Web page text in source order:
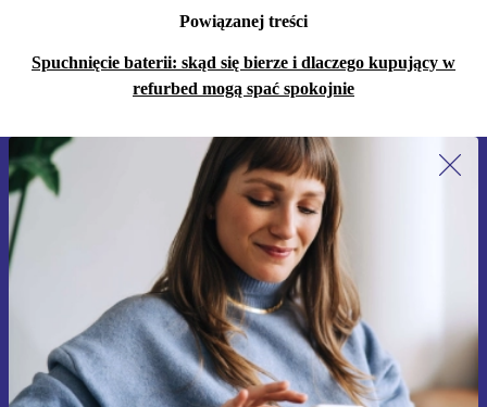
Powiązanej treści
Spuchnięcie baterii: skąd się bierze i dlaczego kupujący w
refurbed mogą spać spokojnie
Zapisz się na nasz newsletter!
Nie przegap żadnej oferty.
Zarejestruj się
Informacje na temat używania danych osobowych znajdują się w